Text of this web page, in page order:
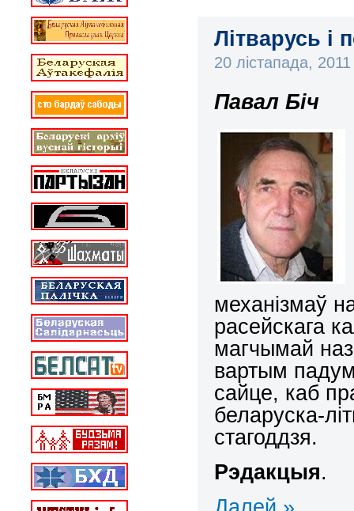
Літварусь і
20 лістапада,
Павал Біч
механізмаў
расейскага
магчымай
вартым
сайце, каб
беларуска-
стагоддзя.
Рэдакцыя.